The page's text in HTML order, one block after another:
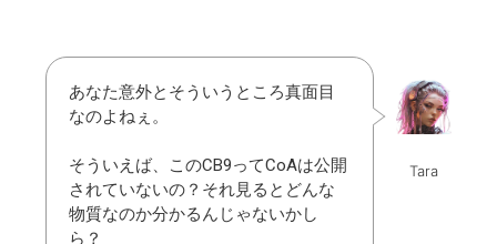
あなた意外とそういうところ真面目
なのよねぇ。
そういえば、このCB9ってCoAは公開
されていないの？それ見るとどんな
物質なのか分かるんじゃないかし
ら？
Tara